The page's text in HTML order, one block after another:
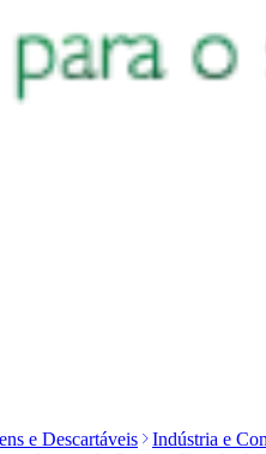
e Descartáveis Indústria e